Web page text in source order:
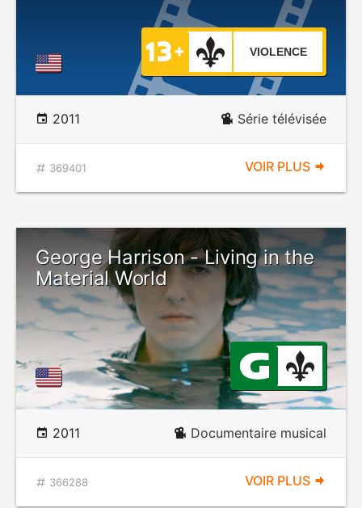
VIOLENCE
2011 Série télévisée
369401 VOIR PLUS
George Harrison - Living in the
Material World
2011 Documentaire musical
366288 VOIR PLUS